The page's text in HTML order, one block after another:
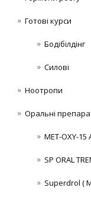
Готові курси
Бодібілдінг
Силові
Ноотропи
Оральні
MET-OXY-
SP ORAL
Superdrol (